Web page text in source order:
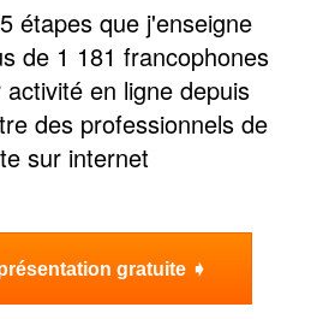
étapes que j'enseigne
de 1 181 francophones
en ligne depuis
des professionnels de
sur internet
gratuite ➧